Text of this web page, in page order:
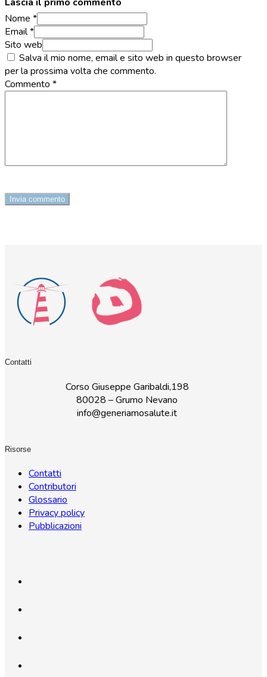
Nome *
Email *
Sito web
Salva il mio nome, email e sito web in questo browser
per la prossima volta che commento.
Commento *
Contatti
Corso Giuseppe Garibaldi,198
80028 – Grumo Nevano
info@generiamosalute.it
Risorse
Contatti
Contributori
Glossario
Privacy policy
Pubblicazioni